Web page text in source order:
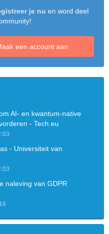
je nu en word deel
een account aan
AI- en kwantum-native
- Tech.eu
- Universiteit van
naleving van GDPR